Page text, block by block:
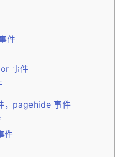
件
事件
，pagehide 事件
件